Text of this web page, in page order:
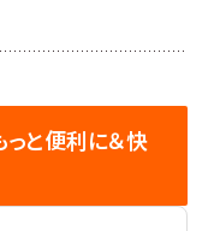
っと便利に＆快